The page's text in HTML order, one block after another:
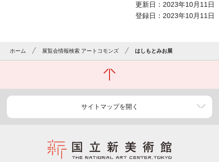
更新日：2023年10月11日
登録日：2023年10月11日
ホーム 展覧会情報検索 アートコモンズ はしもとみお展
サイトマップを開く